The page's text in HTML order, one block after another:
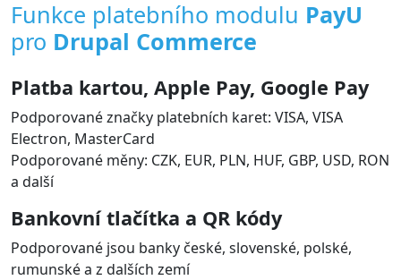
Funkce platebního modulu PayU
pro Drupal Commerce
Platba kartou, Apple Pay, Google Pay
Podporované značky platebních karet: VISA, VISA
Electron, MasterCard
Podporované měny: CZK, EUR, PLN, HUF, GBP, USD, RON
a další
Bankovní tlačítka a QR kódy
Podporované jsou banky české, slovenské, polské,
rumunské a z dalších zemí